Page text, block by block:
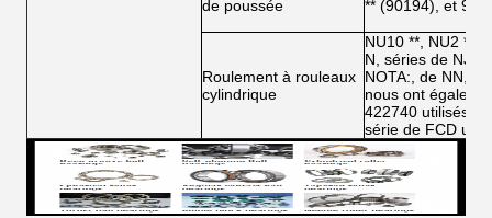
de poussée
** (90194), et
Roulement à rouleaux
cylindrique
NU10 **, NU2 **,
N, séries de NJ,
NOTA:, de NN,
nous ont
422740 utilisés
série de FCD